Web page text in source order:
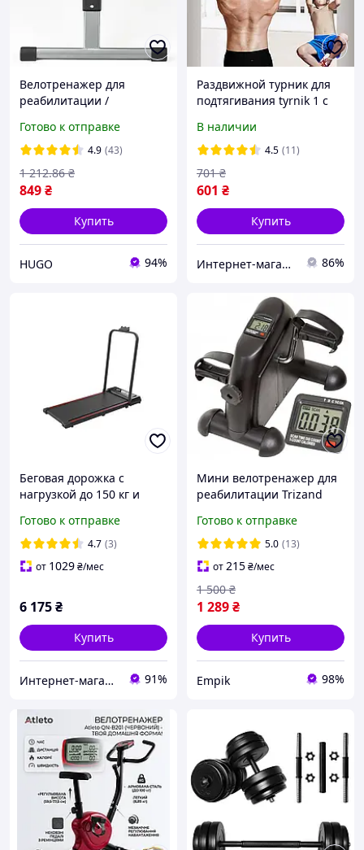
Велотренажер для
реабилитации /
для рук и ног / Тренажер
велосипед
Готово к отправке
4.9 (43)
849₴
1 212.86 ₴
Купить
HUGO 94%
Раздвижной турник для
подтягивания tyrnik 1 с
спортивный снаряд
В наличии
4.5 (11)
601 ₴
701 ₴
Купить
Интернет-магазин "AVEON" - товары для всей семьи! Самые низкие цены! 86%
Беговая дорожка с
нагрузкой до 150 кг и
OM227
Готово к отправке
4.7 (3)
от 1029₴/мес
6 175₴
Купить
Интернет-магазин товаров для дома "OptMisto" 91%
Мини велотренажер для
реабилитации Trizand
Готово к отправке
5.0 (13)
от215₴/мес
1 289₴
1 500 ₴
Купить
Empik 98%